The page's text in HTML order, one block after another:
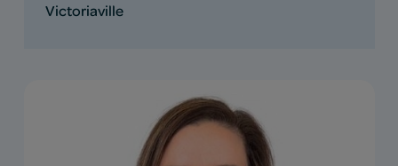
Victoriaville